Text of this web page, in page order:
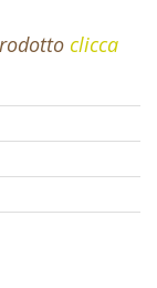
clicca